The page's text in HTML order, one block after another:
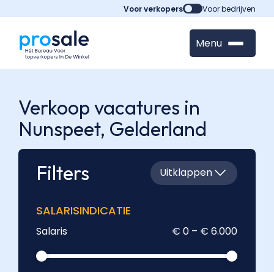
Voor verkopers Voor bedrijven
Menu
Verkoop vacatures in
Nunspeet, Gelderland
Filters
Uitklappen
SALARISINDICATIE
Salaris € 0 – € 6.000